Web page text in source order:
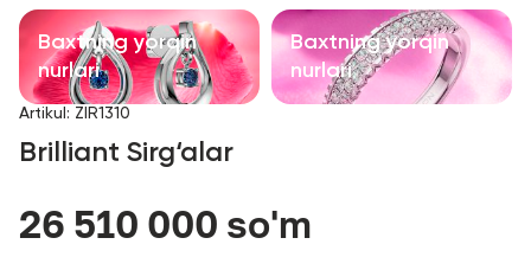
Aksessuarlar
Barcha
Biz haqimizda
Do'kon topish
Baxtning yorqin
nurlari
Baxtning yorqin
nurlari
Artikul : ZIR1310
Brilliant Sirg‘alar
26 510 000 so'm